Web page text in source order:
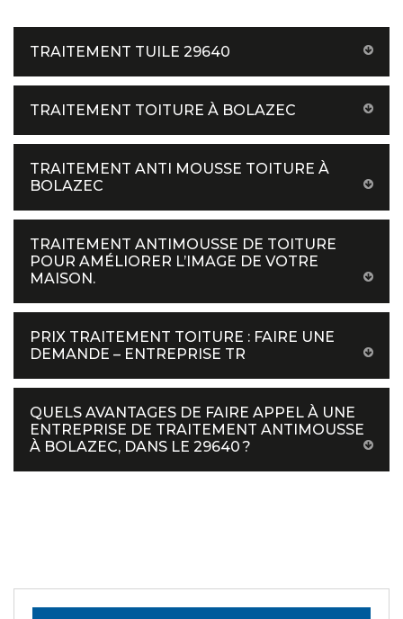
TRAITEMENT TUILE 29640
TRAITEMENT TOITURE À BOLAZEC
TRAITEMENT ANTI MOUSSE TOITURE À
BOLAZEC
TRAITEMENT ANTIMOUSSE DE TOITURE
POUR AMÉLIORER L’IMAGE DE VOTRE
MAISON.
PRIX TRAITEMENT TOITURE : FAIRE UNE
DEMANDE – ENTREPRISE TR
QUELS AVANTAGES DE FAIRE APPEL À UNE
ENTREPRISE DE TRAITEMENT ANTIMOUSSE
À BOLAZEC, DANS LE 29640 ?